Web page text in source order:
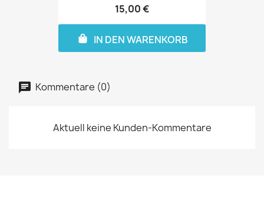
15,00 €
IN DEN WARENKORB
Kommentare (0)
Aktuell keine Kunden-Kommentare